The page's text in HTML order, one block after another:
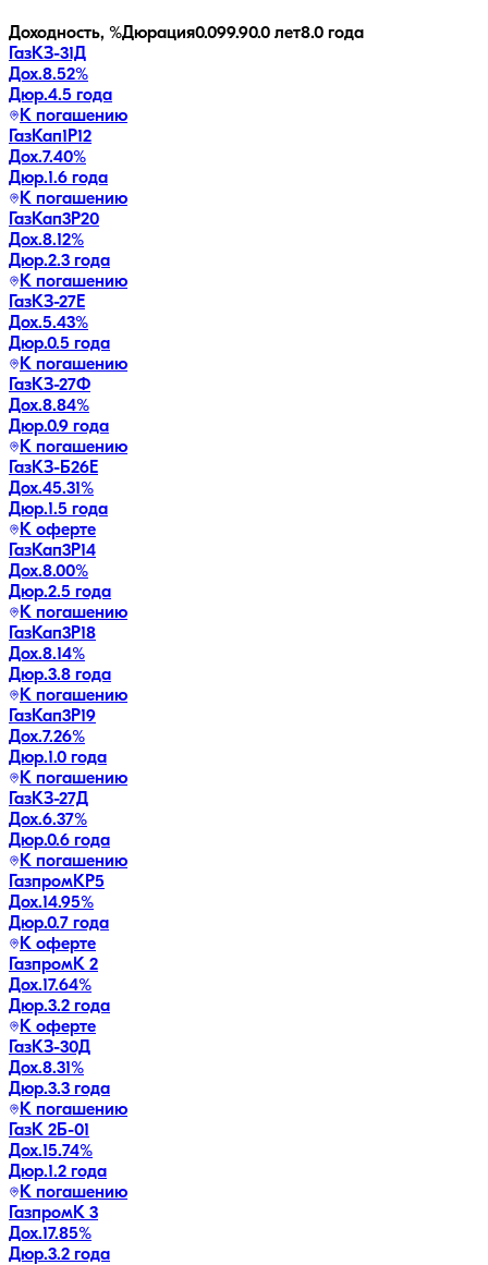
Доходность, %Дюрация0.099.90.0 лет8.0 года
ГазКЗ-31Д
Дох.8.52%
Дюр.4.5 года
К погашению
ГазКап1P12
Дох.7.40%
Дюр.1.6 года
К погашению
ГазКап3P20
Дох.8.12%
Дюр.2.3 года
К погашению
ГазКЗ-27Е
Дох.5.43%
Дюр.0.5 года
К погашению
ГазКЗ-27Ф
Дох.8.84%
Дюр.0.9 года
К погашению
ГазКЗ-Б26Е
Дох.45.31%
Дюр.1.5 года
К оферте
ГазКап3P14
Дох.8.00%
Дюр.2.5 года
К погашению
ГазКап3P18
Дох.8.14%
Дюр.3.8 года
К погашению
ГазКап3P19
Дох.7.26%
Дюр.1.0 года
К погашению
ГазКЗ-27Д
Дох.6.37%
Дюр.0.6 года
К погашению
ГазпромКP5
Дох.14.95%
Дюр.0.7 года
К оферте
ГазпромК 2
Дох.17.64%
Дюр.3.2 года
К оферте
ГазКЗ-30Д
Дох.8.31%
Дюр.3.3 года
К погашению
ГазК 2Б-01
Дох.15.74%
Дюр.1.2 года
К погашению
ГазпромК 3
Дох.17.85%
Дюр.3.2 года